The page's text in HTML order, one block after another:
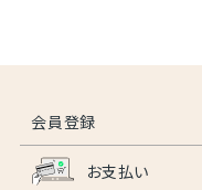
会員登録
お支払い